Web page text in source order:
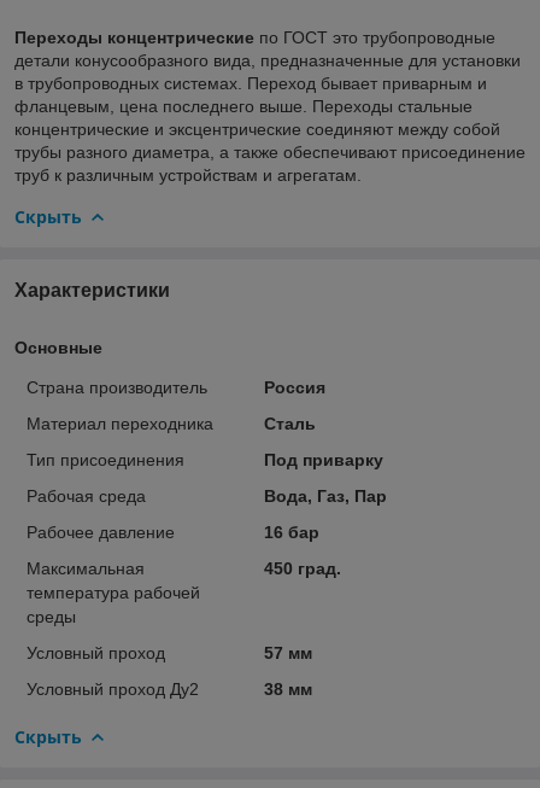
Переходы концентрические по ГОСТ это трубопроводные
детали конусообразного вида, предназначенные для установки
в трубопроводных системах. Переход бывает приварным и
фланцевым, цена последнего выше. Переходы стальные
концентрические и эксцентрические соединяют между собой
трубы разного диаметра, а также обеспечивают присоединение
труб к различным устройствам и агрегатам.
Скрыть
Характеристики
Основные
Страна производитель
Россия
Материал переходника
Сталь
Тип присоединения
Под приварку
Рабочая среда
Вода, Газ, Пар
Рабочее давление
16 бар
Максимальная
температура рабочей
среды
450 град.
Условный проход
57 мм
Условный проход Ду2
38 мм
Скрыть